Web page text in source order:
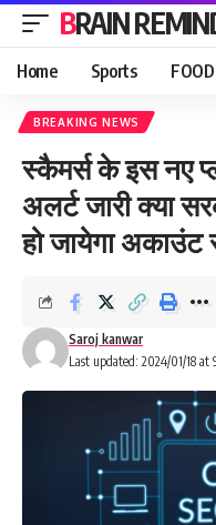
BRAIN
Home Sports FOOD
BREAKING NEWS
स्कैमर्स के इस नए
अलर्ट जारी क्या
हो जायेगा अकाउंट
Last updated: 2024/01/18 at
Saroj kanwar